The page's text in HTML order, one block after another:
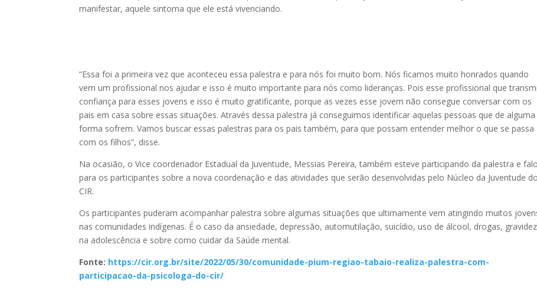
manifestar, aquele sintoma que ele está vivenciando.
“Essa foi a primeira vez que aconteceu essa palestra e para nós foi muito bom. Nós ficamos muito honrados quando
vem um profissional nos ajudar e isso é muito importante para nós como lideranças. Pois esse profissional que
confiança para esses jovens e isso é muito gratificante, porque as vezes esse jovem não consegue conversar com os
pais em casa sobre essas situações. Através dessa palestra já conseguimos identificar aquelas pessoas que de alguma
forma sofrem. Vamos buscar essas palestras para os pais também, para que possam entender melhor o que se passa
com os filhos”, disse.
Na ocasião, o Vice coordenador Estadual da Juventude, Messias Pereira, também esteve participando da palestra e
para os participantes sobre a nova coordenação e das atividades que serão desenvolvidas pelo Núcleo da Juventude do
CIR.
Os participantes puderam acompanhar palestra sobre algumas situações que ultimamente vem atingindo muitos
nas comunidades indígenas. É o caso da ansiedade, depressão, automutilação, suicídio, uso de álcool, drogas, gravidez
na adolescência e sobre como cuidar da Saúde mental.
Fonte: https://cir.org.br/site/2022/05/30/comunidade-pium-regiao-tabaio-realiza-palestra-com-
participacao-da-psicologa-do-cir/